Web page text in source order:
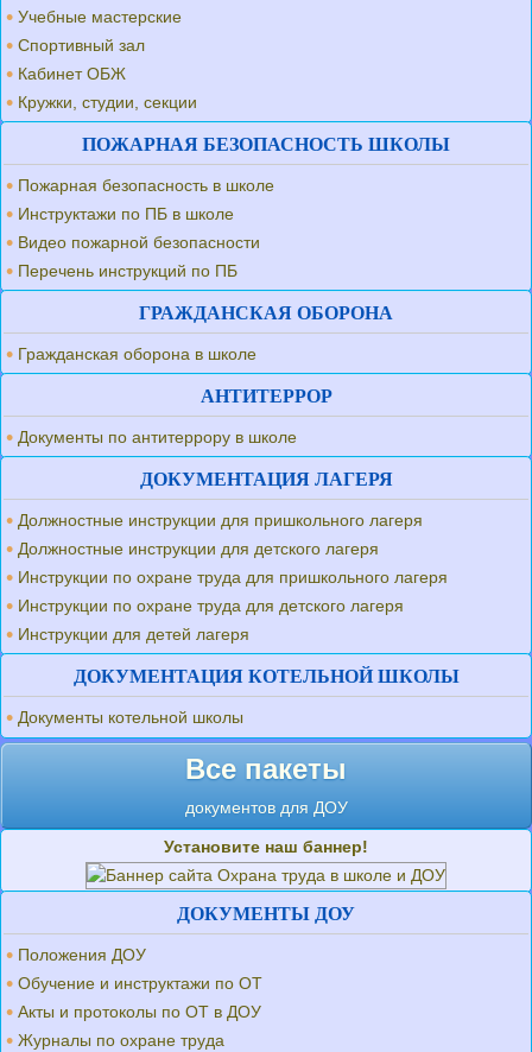
Учебные мастерские
Спортивный зал
Кабинет ОБЖ
Кружки, студии, секции
ПОЖАРНАЯ БЕЗОПАСНОСТЬ ШКОЛЫ
Пожарная безопасность в школе
Инструктажи по ПБ в школе
Видео пожарной безопасности
Перечень инструкций по ПБ
ГРАЖДАНСКАЯ ОБОРОНА
Гражданская оборона в школе
АНТИТЕРРОР
Документы по антитеррору в школе
ДОКУМЕНТАЦИЯ ЛАГЕРЯ
Должностные инструкции для пришкольного лагеря
Должностные инструкции для детского лагеря
Инструкции по охране труда для пришкольного лагеря
Инструкции по охране труда для детского лагеря
Инструкции для детей лагеря
ДОКУМЕНТАЦИЯ КОТЕЛЬНОЙ ШКОЛЫ
Документы котельной школы
Все пакеты
документов для ДОУ
Установите наш баннер!
ДОКУМЕНТЫ ДОУ
Положения ДОУ
Обучение и инструктажи по ОТ
Акты и протоколы по ОТ в ДОУ
Журналы по охране труда